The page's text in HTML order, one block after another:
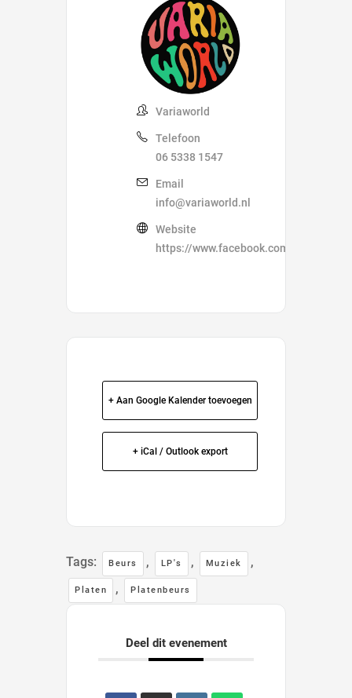
Variaworld
Telefoon
06 5338 1547
Email
info@variaworld.nl
Website
https://www.facebook.com/
+ Aan Google Kalender toevoegen
+ iCal / Outlook export
Tags: Beurs , LP's , Muziek ,
Platen , Platenbeurs
Deel dit evenement